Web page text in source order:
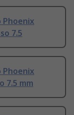
7.5
7.5 mm